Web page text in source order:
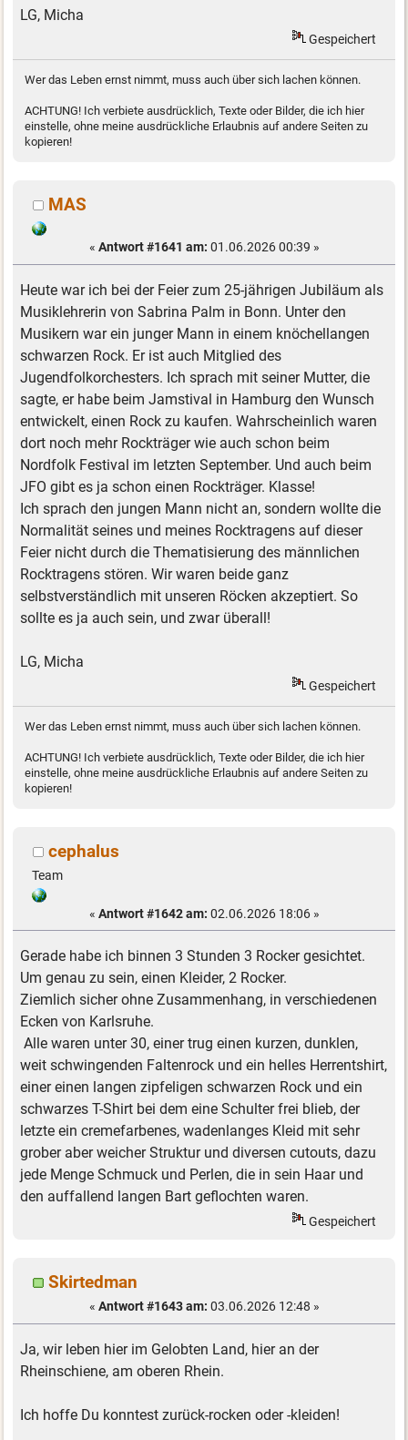
LG, Micha
Gespeichert
Wer das Leben ernst nimmt, muss auch über sich lachen können.
ACHTUNG! Ich verbiete ausdrücklich, Texte oder Bilder, die ich hier
einstelle, ohne meine ausdrückliche Erlaubnis auf andere Seiten zu
kopieren!
MAS
« Antwort #1641 am: 01.06.2026 00:39 »
Heute war ich bei der Feier zum 25-jährigen Jubiläum als
Musiklehrerin von Sabrina Palm in Bonn. Unter den
Musikern war ein junger Mann in einem knöchellangen
schwarzen Rock. Er ist auch Mitglied des
Jugendfolkorchesters. Ich sprach mit seiner Mutter, die
sagte, er habe beim Jamstival in Hamburg den Wunsch
entwickelt, einen Rock zu kaufen. Wahrscheinlich waren
dort noch mehr Rockträger wie auch schon beim
Nordfolk Festival im letzten September. Und auch beim
JFO gibt es ja schon einen Rockträger. Klasse!
Ich sprach den jungen Mann nicht an, sondern wollte die
Normalität seines und meines Rocktragens auf dieser
Feier nicht durch die Thematisierung des männlichen
Rocktragens stören. Wir waren beide ganz
selbstverständlich mit unseren Röcken akzeptiert. So
sollte es ja auch sein, und zwar überall!
LG, Micha
Gespeichert
Wer das Leben ernst nimmt, muss auch über sich lachen können.
ACHTUNG! Ich verbiete ausdrücklich, Texte oder Bilder, die ich hier
einstelle, ohne meine ausdrückliche Erlaubnis auf andere Seiten zu
kopieren!
cephalus
Team
« Antwort #1642 am: 02.06.2026 18:06 »
Gerade habe ich binnen 3 Stunden 3 Rocker gesichtet.
Um genau zu sein, einen Kleider, 2 Rocker.
Ziemlich sicher ohne Zusammenhang, in verschiedenen
Ecken von Karlsruhe.
Alle waren unter 30, einer trug einen kurzen, dunklen,
weit schwingenden Faltenrock und ein helles Herrentshirt,
einer einen langen zipfeligen schwarzen Rock und ein
schwarzes T-Shirt bei dem eine Schulter frei blieb, der
letzte ein cremefarbenes, wadenlanges Kleid mit sehr
grober aber weicher Struktur und diversen cutouts, dazu
jede Menge Schmuck und Perlen, die in sein Haar und
den auffallend langen Bart geflochten waren.
Gespeichert
Skirtedman
« Antwort #1643 am: 03.06.2026 12:48 »
Ja, wir leben hier im Gelobten Land, hier an der
Rheinschiene, am oberen Rhein.
Ich hoffe Du konntest zurück-rocken oder -kleiden!